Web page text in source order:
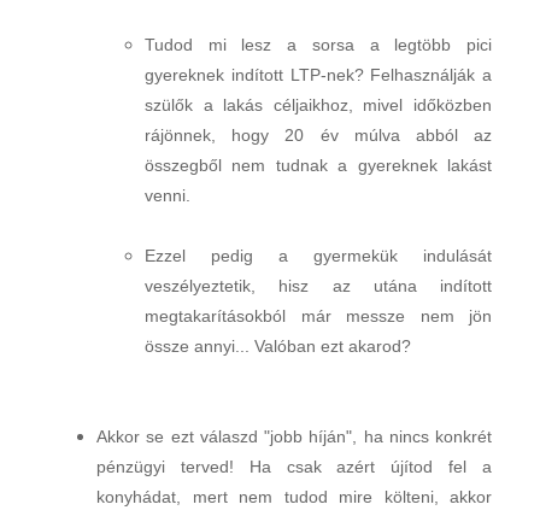
Tudod mi lesz a sorsa a legtöbb pici
gyereknek indított LTP-nek? Felhasználják a
szülők a lakás céljaikhoz, mivel időközben
rájönnek, hogy 20 év múlva abból az
összegből nem tudnak a gyereknek lakást
venni.
Ezzel pedig a gyermekük indulását
veszélyeztetik, hisz az utána indított
megtakarításokból már messze nem jön
össze annyi... Valóban ezt akarod?
Akkor se ezt válaszd "jobb híján", ha nincs konkrét
pénzügyi terved! Ha csak azért újítod fel a
konyhádat, mert nem tudod mire költeni, akkor